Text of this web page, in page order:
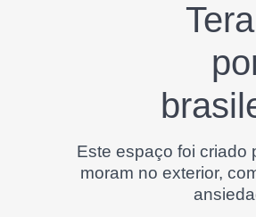
Este espaço foi criado
moram no exterior,